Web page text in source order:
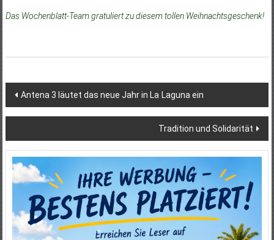
Das Wochenblatt-Team gratuliert zu diesem tollen Weihnachtsgeschenk!
Beitragsnavigation
Antena 3 läutet das neue Jahr in La Laguna ein
Tradition und Solidarität